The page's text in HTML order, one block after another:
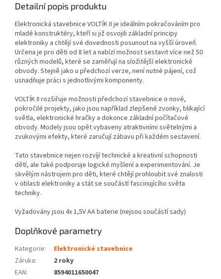
Detailní popis produktu
Elektronická stavebnice VOLTÍK II je ideálním pokračováním pro
mladé konstruktéry, kteří si již osvojili základní principy
elektroniky a chtějí své dovednosti posunout na vyšší úroveň.
Určena je pro děti od 8 let a nabízí možnost sestavit více než 50
různých modelů, které se zaměřují na složitější elektronické
obvody. Stejně jako u předchozí verze, není nutné pájení, což
usnadňuje práci s jednotlivými komponenty.
VOLTÍK II rozšiřuje možnosti předchozí stavebnice o nové,
pokročilé projekty, jako jsou například zlepšené zvonky, blikající
světla, elektronické hračky a dokonce základní počítačové
obvody. Modely jsou opět vybaveny atraktivními světelnými a
zvukovými efekty, které zaručují zábavu při každém sestavení.
Tato stavebnice nejen rozvíjí technické a kreativní schopnosti
dětí, ale také podporuje logické myšlení a experimentování. Je
skvělým nástrojem pro děti, které chtějí prohloubit své znalosti
v oblasti elektroniky a stát se součástí fascinujícího světa
techniky.
Vyžadovány jsou 4x 1,5V AA baterie (nejsou součástí sady)
Doplňkové parametry
Kategorie:
Elektronické stavebnice
Záruka:
2 roky
EAN:
8594011650047